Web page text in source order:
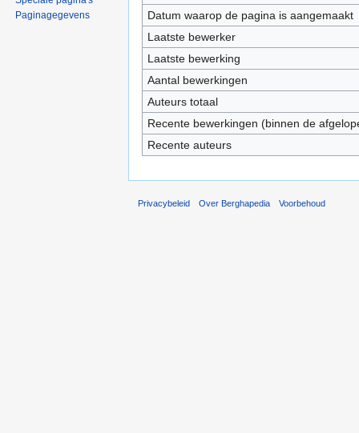
Datum waarop de pagina is aangemaakt
Laatste bewerker
Laatste bewerking
Aantal bewerkingen
Auteurs totaal
Recente bewerkingen (binnen de
Recente auteurs
Paginagegevens
Privacybeleid Over Berghapedia Voorbehoud